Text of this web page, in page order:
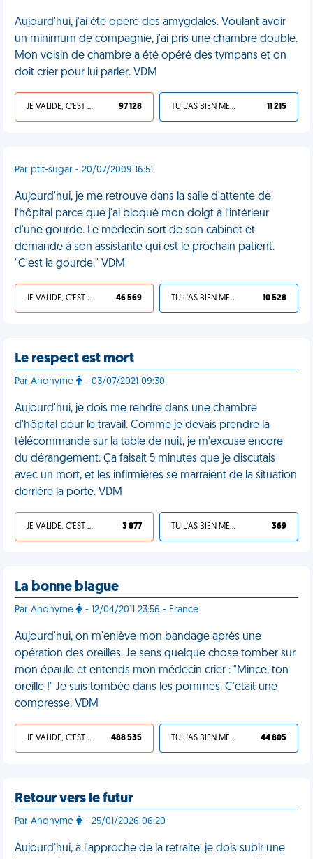
Aujourd'hui, j'ai été opéré des amygdales. Voulant avoir
un minimum de compagnie, j'ai pris une chambre double.
Mon voisin de chambre a été opéré des tympans et on
doit crier pour lui parler. VDM
JE VALIDE, C'EST UNE VDM 97 128 TU L'AS BIEN MÉRITÉ 11 215
Par ptit-sugar - 20/07/2009 16:51
Aujourd'hui, je me retrouve dans la salle d'attente de
l'hôpital parce que j'ai bloqué mon doigt à l'intérieur
d'une gourde. Le médecin sort de son cabinet et
demande à son assistante qui est le prochain patient.
"C'est la gourde." VDM
JE VALIDE, C'EST UNE VDM 46 569 TU L'AS BIEN MÉRITÉ 10 528
Le respect est mort
Par Anonyme - 03/07/2021 09:30
Aujourd'hui, je dois me rendre dans une chambre
d'hôpital pour le travail. Comme je devais prendre la
télécommande sur la table de nuit, je m'excuse encore
du dérangement. Ça faisait 5 minutes que je discutais
avec un mort, et les infirmières se marraient de la situation
derrière la porte. VDM
JE VALIDE, C'EST UNE VDM 3 877 TU L'AS BIEN MÉRITÉ 369
La bonne blague
Par Anonyme - 12/04/2011 23:56 - France
Aujourd'hui, on m'enlève mon bandage après une
opération des oreilles. Je sens quelque chose tomber sur
mon épaule et entends mon médecin crier : "Mince, ton
oreille !" Je suis tombée dans les pommes. C'était une
compresse. VDM
JE VALIDE, C'EST UNE VDM 488 535 TU L'AS BIEN MÉRITÉ 44 805
Retour vers le futur
Par Anonyme - 25/01/2026 06:20
Aujourd'hui, à l'approche de la retraite, je dois subir une